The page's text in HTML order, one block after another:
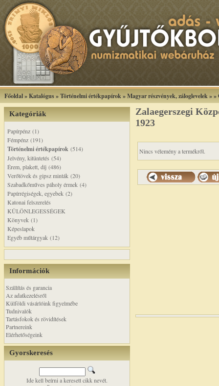
Főoldal»Katalógus»Történelmi értékpapírok»Magyar részvények, záloglevelek»»
Kategóriák
Papírpénz (1)
Fémpénz (191)
Történelmi értékpapírok (514)
Jelvény, kitüntetés (54)
Érem, plakett, díj (486)
Verőtövek és gipsz minták (20)
Szabadkőműves páholy érmek (4)
Papírrégiségek, egyebek (2)
Katonai felszerelés
KÜLÖNLEGESSÉGEK
Könyvek (1)
Képeslapok
Egyéb műtárgyak (12)
Információk
Szállítás és garancia
Az adatkezelésről
Külföldi vásárlóink figyelmébe
Tudnivalók
Tartásfokok és rövidítések
Partnereink
Elérhetőségeink
Gyorskeresés
Ide kell beírni a keresett cikk nevét.
Zalaegerszegi
1923
Nincs vélemény a termékről.